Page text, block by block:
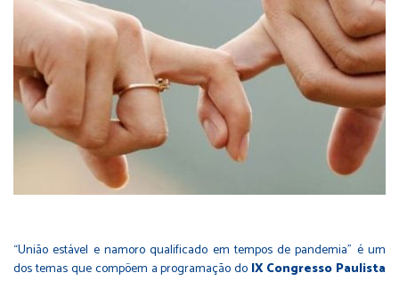
“União estável e namoro qualificado em tempos de pandemia” é um
dos temas que compõem a programação do IX Congresso Paulista